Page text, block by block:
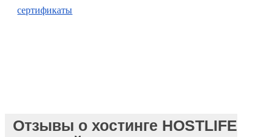
сертификаты
Отзывы о хостинге HOSTLIFE